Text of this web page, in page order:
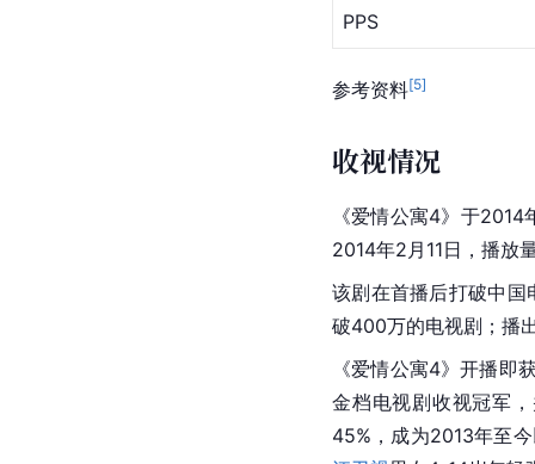
PPS
参考资料[5]
收视情况
《爱情公寓4》于
2014年2月11日，播放
该剧在首播后打破中
破400万的电视剧；播
《爱情公寓4》开播即
金档电视剧收视冠军
45%，成为2013年至